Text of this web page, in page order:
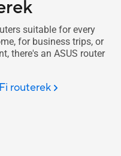
suitable for every
for business trips, or
there's an ASUS router
routerek